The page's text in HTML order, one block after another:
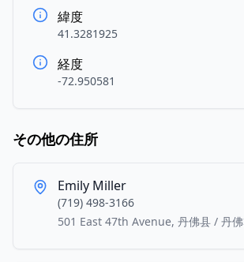
緯度
41.3281925
経度
-72.950581
その他の住所
Emily Miller
(719) 498-3166
501 East 47th Avenue, 丹佛县 / 丹